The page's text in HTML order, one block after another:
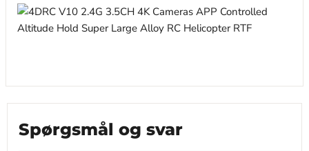
Spørgsmål og svar